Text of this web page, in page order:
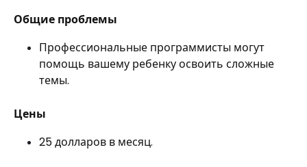
Общие проблемы
Профессиональные программисты могут
помощь вашему ребенку освоить сложные
темы.
Цены
25 долларов в месяц.